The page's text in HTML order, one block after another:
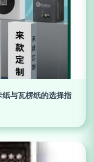
与瓦楞纸的选择指